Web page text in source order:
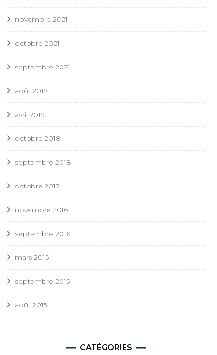
novembre 2021
octobre 2021
septembre 2021
août 2019
avril 2019
octobre 2018
septembre 2018
octobre 2017
novembre 2016
septembre 2016
mars 2016
septembre 2015
août 2015
CATÉGORIES